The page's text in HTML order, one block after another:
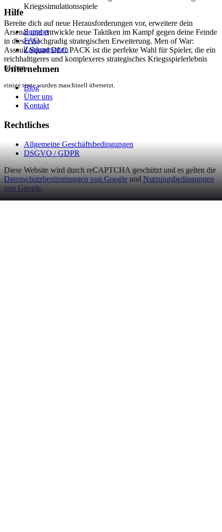
Kriegssimulationsspiele
Bereite dich auf neue Herausforderungen vor, erweitere dein
Arsenal und entwickle neue Taktiken im Kampf gegen deine Feinde
in dieser hochgradig strategischen Erweiterung. Men of War:
Assault Squad DLC PACK ist die perfekte Wahl für Spieler, die ein
reichhaltigeres und komplexeres strategisches Kriegsspielerlebnis
suchen.
einige texte wurden maschinell übersetzt.
Hilfe
Support
FAQ
Zahlungsarten
Unternehmen
Blog
Über uns
Kontakt
Rechtliches
Allgemeine Geschäftsbedingungen
DSGVO / GDPR
Diese Website wird durch reCAPTCHA geschützt und es gelten die
Datenschutzbestimmungen von Google und Nutzungsbedingungen
von Google.